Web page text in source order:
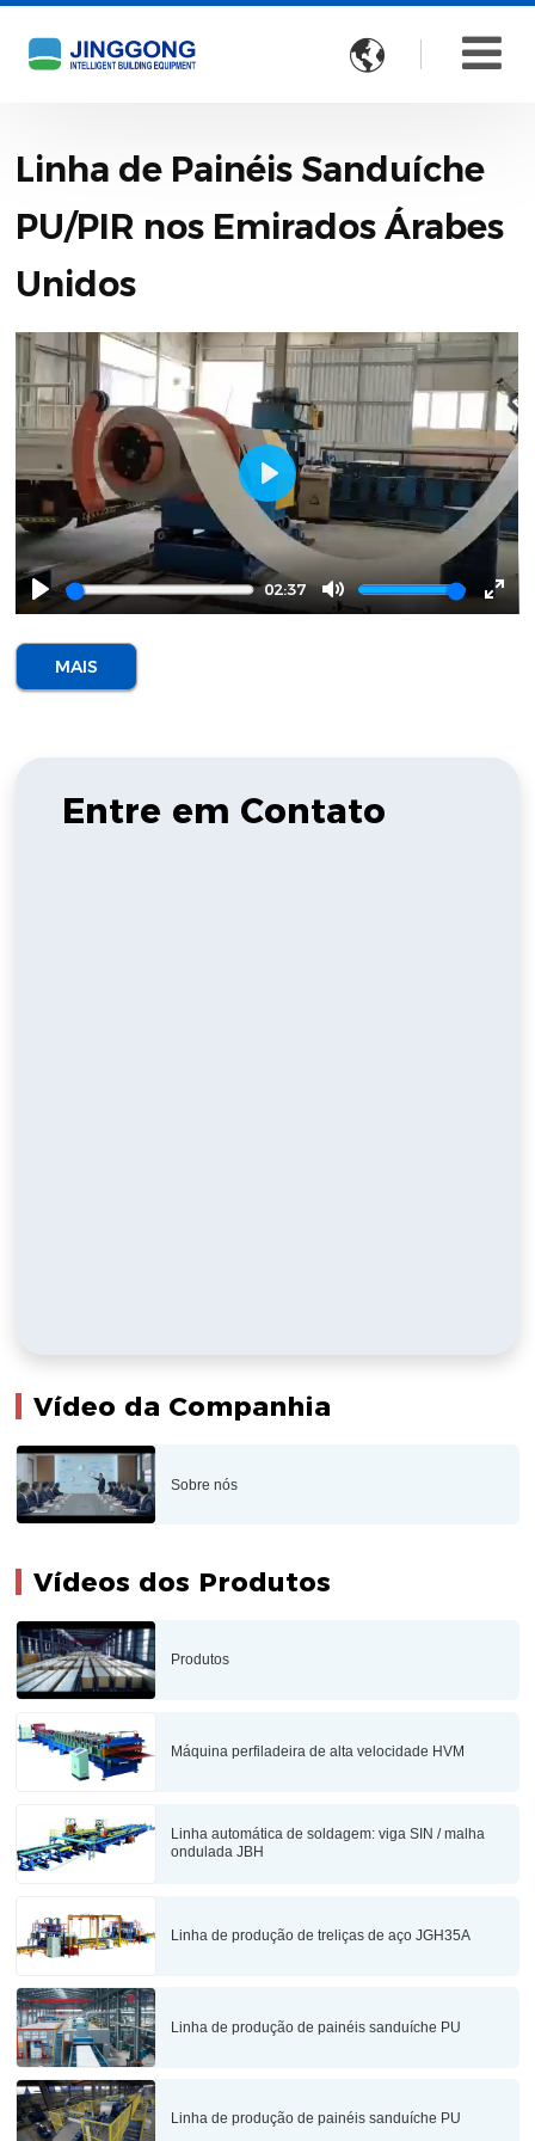

Linha de Painéis Sanduíche
PU/PIR nos Emirados Árabes
Unidos
Play
02:37
Mute
Play
MAIS
Entre em Contato
Vídeo da Companhia
Sobre nós
Vídeos dos Produtos
Produtos
Máquina perfiladeira de alta velocidade HVM
Linha automática de soldagem: viga SIN / malha
ondulada JBH
Linha de produção de treliças de aço JGH35A
Linha de produção de painéis sanduíche PU
Linha de produção de painéis sanduíche PU